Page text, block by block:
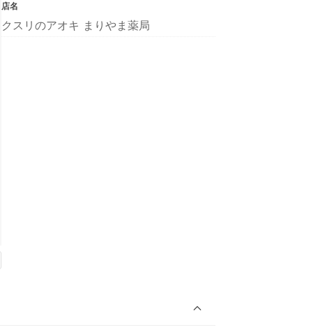
店名
クスリのアオキ まりやま薬局